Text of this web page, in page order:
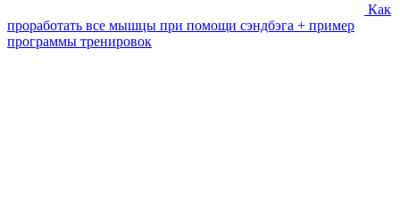
Как
проработать все мышцы при помощи сэндбэга + пример
программы тренировок